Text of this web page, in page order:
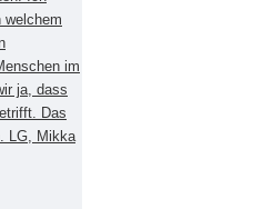
welchem
im
ja, dass
Das
LG, Mikka